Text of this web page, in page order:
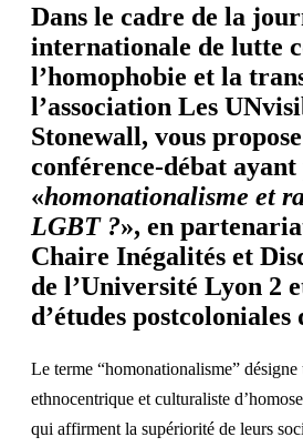
Dans le cadre de la
internationale de lutte
l’homophobie et la
l’association Les
Stonewall, vous
conférence-débat
«homonationalisme et
LGBT ?», en
Chaire Inégalités et
de l’Université Lyon 2
d’études postcoloniales
Le terme “homonationalisme” désigne
ethnocentrique et culturaliste
qui affirment la supériorité de leurs